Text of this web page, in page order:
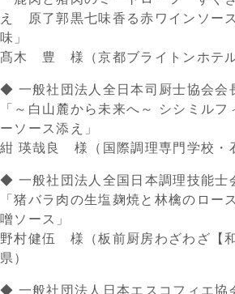
え 原了郭黒七味香る赤ワインソー
味」
髙木 豊 様（京都ブライトンホテル
◆ 一般社団法人全日本司厨士協会
「～白山麓から未来へ～ シシミルフ
ーソース添え」
紺 瑛哉良 様（国際調理専門学校・
◆ 一般社団法人全国日本調理技能
「猪バラ肉の生塩麹焼と林檎のロー
噌ソース」
野村健伍 様（板前厨房わざわざ【
県）
◆ 一般社団法人日本エスコフィエ